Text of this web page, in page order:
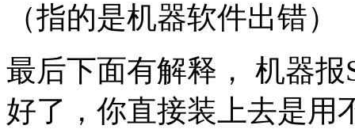
（指的是机器软件出错）
最后下面有解释， 机器报
好了，你直接装上去是用